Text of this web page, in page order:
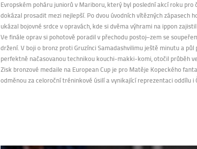
Evropském poháru juniorů v Mariboru, který byl poslední akcí roku pro
dokázal prosadit mezi nejlepší. Po dvou úvodních vítězných zápasech
ukázal bojovné srdce v opravách, kde si dvěma výhrami na ippon
Ve finále oprav si pohotově poradil v přechodu postoj–zem se
držení. V boji o bronz proti GruzínciSamadashvilimu ještě minutu a půl
perfektně načasovanou technikou kouchi-makki-komi, otočil průběh
Zisk bronzové medaile na EuropeanCup je pro Matěje Kopeckého
odměnou za celoroční tréninkové úsilí a vynikající reprezentaci oddílu i